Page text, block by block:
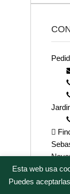
Esta web usa
Puedes